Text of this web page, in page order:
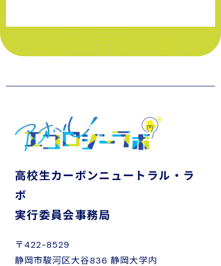
高校生カーボンニュートラル・ラ
ボ
実行委員会事務局
〒422-8529
静岡市駿河区大谷836 静岡大学内